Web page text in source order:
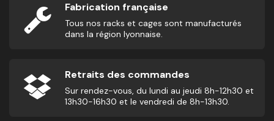
Fabrication française
Tous nos racks et cages sont manufacturés
dans la région lyonnaise.
Retraits des commandes
Sur rendez-vous, du lundi au jeudi 8h-12h30 et
13h30-16h30 et le vendredi de 8h-13h30.